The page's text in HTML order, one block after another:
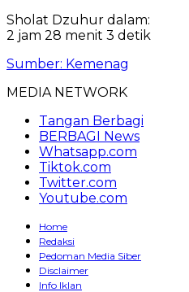
Sholat Dzuhur dalam:
2 jam 28 menit 2 detik
Sumber: Kemenag
MEDIA NETWORK
Tangan Berbagi
BERBAGI News
Whatsapp.com
Tiktok.com
Twitter.com
Youtube.com
Home
Redaksi
Pedoman Media Siber
Disclaimer
Info Iklan